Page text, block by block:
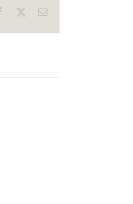
Facebook Email